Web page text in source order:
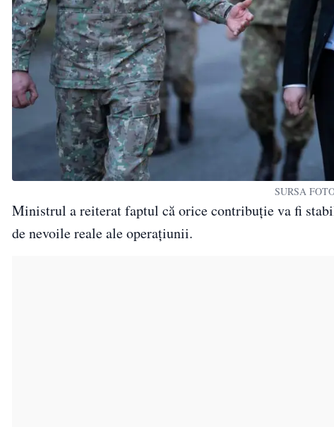
SURSA
Ministrul a reiterat faptul că orice contribuție va fi
de nevoile reale ale operațiunii.